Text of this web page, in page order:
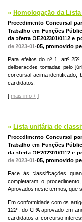
» Homologação da
Procedimento Concursal
Trabalho em Funções
da oferta OE202301/0112 e
de 2023-01-05, promovido
Para efeitos do nº 1, artº
deliberações tomadas pelo
concursal acima identificado,
candidatos.
[ mais info + ]
» Lista unitária de
Procedimento Concursal
Trabalho em Funções
da oferta OE202301/0112 e
de 2023-01-05, promovido
Face às classificações
completaram o
Aprovados neste termos, que
Em conformidade com os
122º, do CPA aprovado em
candidatos a concurso